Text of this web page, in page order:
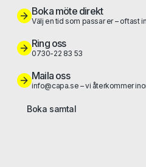
Boka möte direkt
Välj en tid som passar er – oftast
Ring oss
0730-22 83 53
Maila oss
info@capa.se – vi återkommer
Boka samtal